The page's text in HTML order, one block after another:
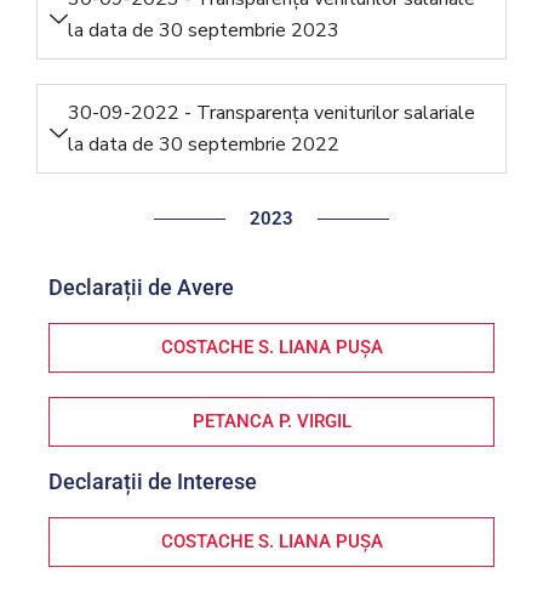
la data de 30 septembrie 2023
30-09-2022 - Transparența veniturilor salariale
la data de 30 septembrie 2022
2023
Declarații de Avere
COSTACHE S. LIANA PUȘA
PETANCA P. VIRGIL
Declarații de Interese
COSTACHE S. LIANA PUȘA